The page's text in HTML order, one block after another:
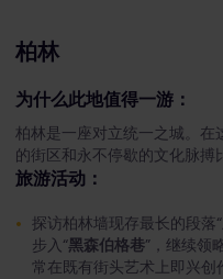
柏林
为什么此地值得一游：
柏林是一座对立统一之城。
的街区和永不停歇的文化脉搏
旅游活动：
探访柏林墙现存最长的段落“
步入“黑森伯格巷”，继续领
常在既有街头艺术上即兴创